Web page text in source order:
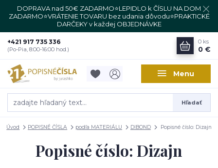
DOPRAVA nad 50€ ZADARMO⭐LEPIDLO k ČÍSLU NA DOM
ZADARMO⭐VRÁTENIE TOVARU bez udania dôvodu⭐PRAKTICKÉ
DARČEKY v každej OBJEDNÁVKE
Menu
Hľadať
+421 917 735 336
(Po-Pia, 8:00-16:00 hod.)
0 ks
0 €
Úvod POPISNÉ ČÍSLA podľa MATERIÁLU DIBOND Popisné číslo: Dizajn
Popisné číslo: Dizajn